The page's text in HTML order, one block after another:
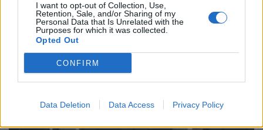
I want to opt-out of Collection, Use,
Retention, Sale, and/or Sharing of my
Personal Data that Is Unrelated with the
Purposes for which it was collected.
Opted Out
CONFIRM
Data Deletion Data Access Privacy Policy